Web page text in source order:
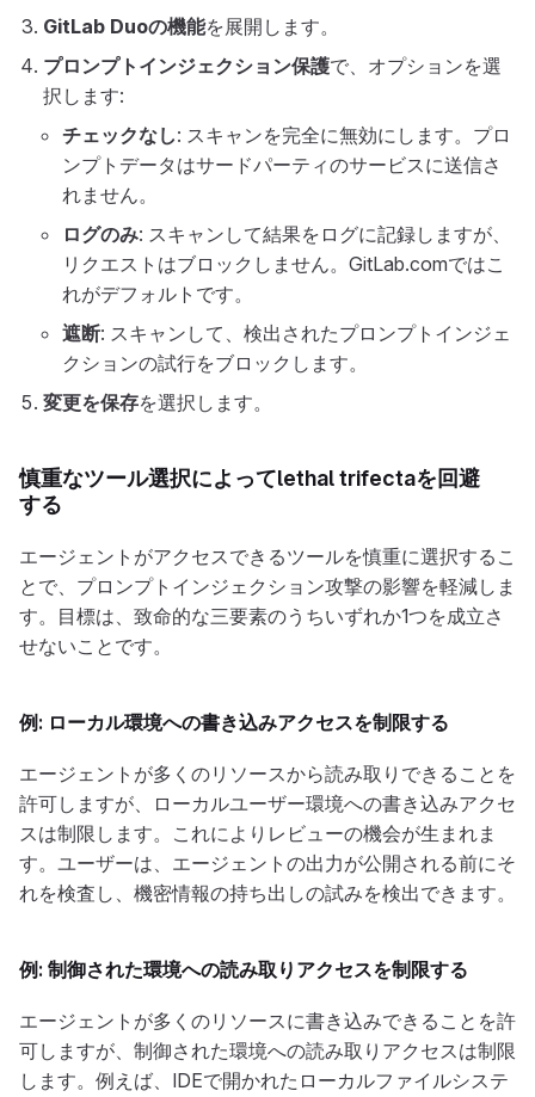
GitLab Duoの機能を展開します。
プロンプトインジェクション保護で、オプションを選
択します:
チェックなし: スキャンを完全に無効にします。プロ
ンプトデータはサードパーティのサービスに送信さ
れません。
ログのみ: スキャンして結果をログに記録しますが、
リクエストはブロックしません。GitLab.comではこ
れがデフォルトです。
遮断: スキャンして、検出されたプロンプトインジェ
クションの試行をブロックします。
変更を保存を選択します。
慎重なツール選択によってlethal trifectaを回避
する
エージェントがアクセスできるツールを慎重に選択するこ
とで、プロンプトインジェクション攻撃の影響を軽減しま
す。目標は、致命的な三要素のうちいずれか1つを成立さ
せないことです。
例: ローカル環境への書き込みアクセスを制限する
エージェントが多くのリソースから読み取りできることを
許可しますが、ローカルユーザー環境への書き込みアクセ
スは制限します。これによりレビューの機会が生まれま
す。ユーザーは、エージェントの出力が公開される前にそ
れを検査し、機密情報の持ち出しの試みを検出できます。
例: 制御された環境への読み取りアクセスを制限する
エージェントが多くのリソースに書き込みできることを許
可しますが、制御された環境への読み取りアクセスは制限
します。例えば、IDEで開かれたローカルファイルシステ